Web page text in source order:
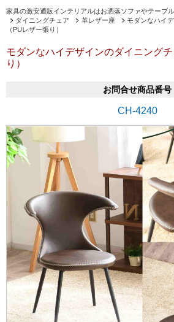
家具の激安通販インテリアルはお洒落ソファやテーブ
ダイニングチェア
革レザー座
モダンなハイ
（PUレザー張り）
モダンなハイデザインのダイニング
り）
お問合せ商品番号
CH-4240